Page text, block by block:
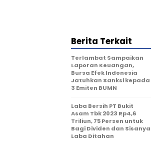
Berita Terkait
Terlambat Sampaikan
Laporan Keuangan,
Bursa Efek Indonesia
Jatuhkan Sanksi kepada
3 Emiten BUMN
Laba Bersih PT Bukit
Asam Tbk 2023 Rp4,6
Triliun, 75 Persen untuk
Bagi Dividen dan Sisanya
Laba Ditahan